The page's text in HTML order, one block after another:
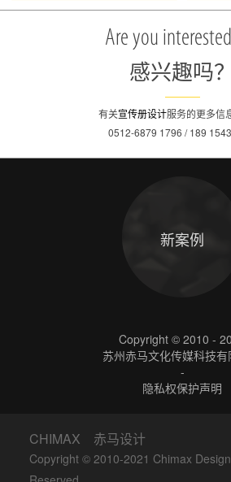
Are you
感兴趣吗？
有关宣传册设计服务的更多信
0512-6879 1796 / 189
新案例
Copyright © 2010 -
苏州赤马文化传媒科技有
-
隐私权保护声明
CHIMAX 赤马设计
Copyright © 2010-2021 Chimax